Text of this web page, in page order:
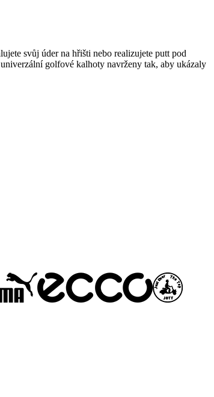
svůj úder na hřišti nebo realizujete putt pod
golfové kalhoty navrženy tak, aby ukázaly